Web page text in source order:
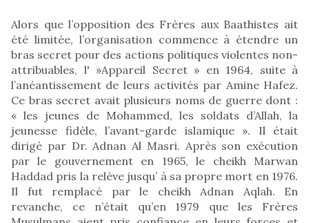
Alors que l’opposition des Frères aux Baathistes ait
été limitée, l’organisation commence à étendre un
bras secret pour des actions politiques violentes non-
attribuables, l' »Appareil Secret » en 1964, suite à
l’anéantissement de leurs activités par Amine Hafez.
Ce bras secret avait plusieurs noms de guerre dont :
« les jeunes de Mohammed, les soldats d’Allah, la
jeunesse fidèle, l’avant-garde islamique ». Il était
dirigé par Dr. Adnan Al Masri. Après son exécution
par le gouvernement en 1965, le cheikh Marwan
Haddad pris la relève jusqu’ à sa propre mort en 1976.
Il fut remplacé par le cheikh Adnan Aqlah. En
revanche, ce n’était qu’en 1979 que les Frères